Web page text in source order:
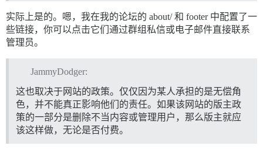
实际上是的。嗯，我在我的论坛的 about/ 和 footer 中配置了一
些链接，你可以点击它们通过群组私信或电子邮件直接联系
管理员。
JammyDodger:
这也取决于网站的政策。仅仅因为某人承担的是无偿角
色，并不能真正影响他们的责任。如果该网站的版主政
策的一部分是删除不当内容或管理用户，那么版主就应
该这样做，无论是否付费。